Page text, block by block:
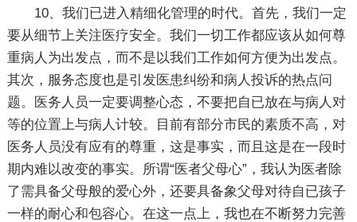
10、我们已进入精细化管理的时代。首先，我们一定
要从细节上关注医疗安全。我们一切工作都应该从如何尊
重病人为出发点，而不是以我们工作如何方便为出发点。
其次，服务态度也是引发医患纠纷和病人投诉的热点问
题。医务人员一定要调整心态，不要把自已放在与病人对
等的位置上与病人计较。目前有部分市民的素质不高，对
医务人员没有应有的尊重，这是事实，而且这是在一段时
期内难以改变的事实。所谓“医者父母心”，我认为医者除
了需具备父母般的爱心外，还要具备象父母对待自已孩子
一样的耐心和包容心。在这一点上，我也在不断努力完善